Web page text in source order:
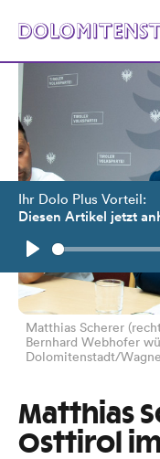
Ihr Dolo Plus Vorteil:
Diesen Artikel jetzt
Play
Matthias Scherer
Bernhard Webhofer
Dolomitenstadt/
Matthias
Osttirol